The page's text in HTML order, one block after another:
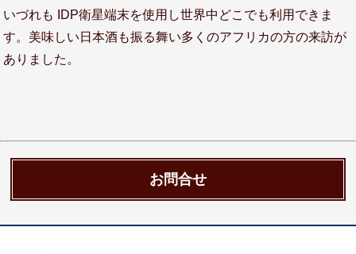
いづれも IDP衛星端末を使用し世界中どこでも利用できま
す。美味しい日本酒も振る舞い多くのアフリカの方の来訪が
ありました。
お問合せ